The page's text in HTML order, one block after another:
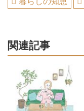
関連記事